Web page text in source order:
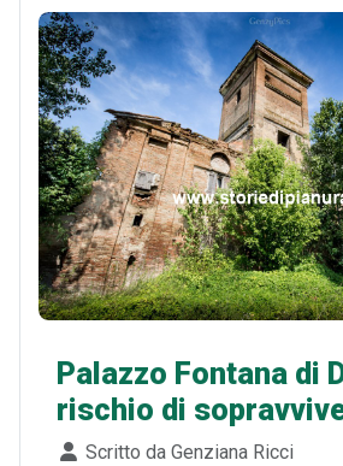
Palazzo Fontana di
rischio di
Dettagli
Scritto da Genziana Ricci